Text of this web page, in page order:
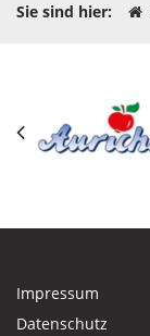
Sie sind hier:
Impressum
Datenschutz